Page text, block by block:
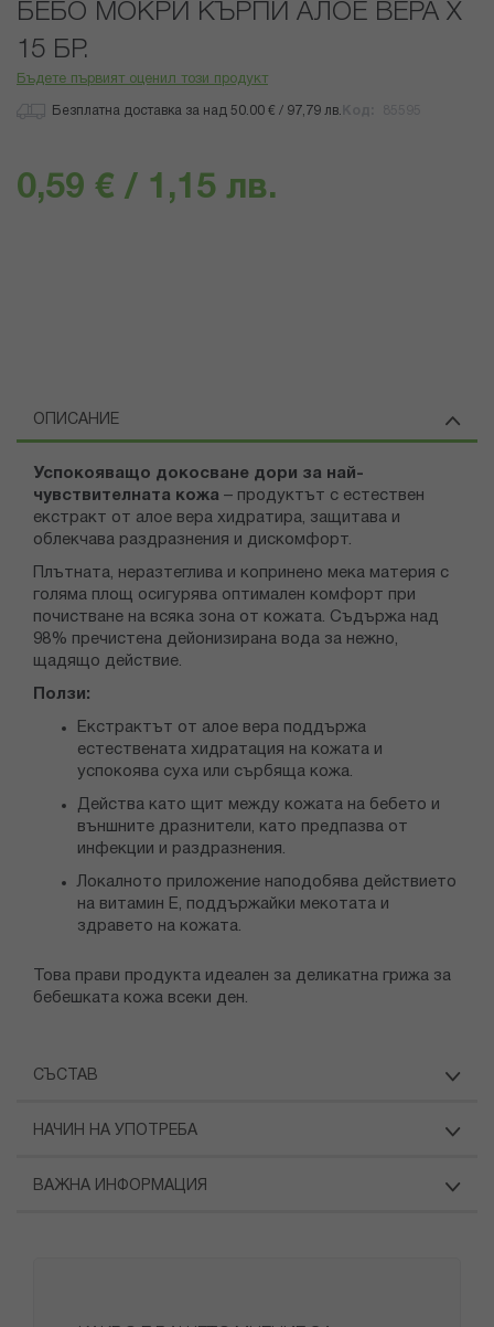
началото
галерия
със
БЕБО МОКРИ КЪРПИ АЛОЕ ВЕРА Х
15 БР.
Бъдете първият оценил този продукт
Безплатна доставка за над 50.00 € / 97,79 лв.
0,59 € / 1,15 лв.
ОПИСАНИЕ
Успокояващо докосване дори за най-
чувствителната кожа – продуктът с естествен
екстракт от алое вера хидратира, защитава и
облекчава раздразнения и дискомфорт.
Плътната, неразтеглива и копринено мека материя с
голяма площ осигурява оптимален комфорт при
почистване на всяка зона от кожата. Съдържа над
98% пречистена дейонизирана вода за нежно,
щадящо действие.
Ползи:
Екстрактът от алое вера поддържа
естествената хидратация на кожата и
успокоява суха или сърбяща кожа.
Действа като щит между кожата на бебето и
външните дразнители, като предпазва от
инфекции и раздразнения.
Локалното приложение наподобява действието
на витамин Е, поддържайки мекотата и
здравето на кожата.
Това прави продукта идеален за деликатна грижа за
бебешката кожа всеки ден.
СЪСТАВ
НАЧИН НА УПОТРЕБА
ВАЖНА ИНФОРМАЦИЯ